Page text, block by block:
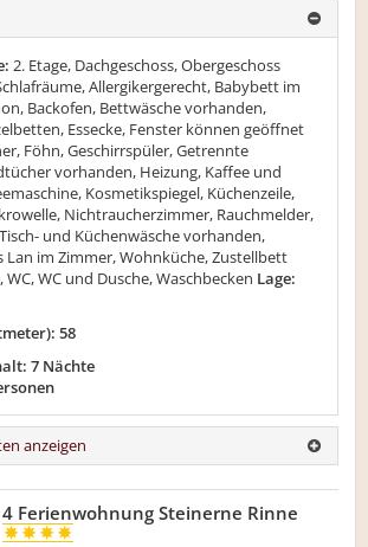
2. Etage, Dachgeschoss, Obergeschoss
Allergikergerecht, Babybett im
Backofen, Bettwäsche vorhanden,
Essecke, Fenster können geöffnet
Föhn, Geschirrspüler, Getrennte
vorhanden, Heizung, Kaffee und
Kosmetikspiegel, Küchenzeile,
Nichtraucherzimmer, Rauchmelder,
und Küchenwäsche vorhanden,
Lan im Zimmer, Wohnküche, Zustellbett
WC, WC und Dusche, Waschbecken Lage:
58
7 Nächte
anzeigen
4 Ferienwohnung Steinerne Rinne